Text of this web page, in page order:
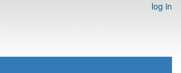
log in